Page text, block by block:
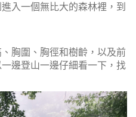
入一個無比大的森林裡，到
胸圍、胸徑和樹齡，以及前
邊登山一邊仔細看一下，找